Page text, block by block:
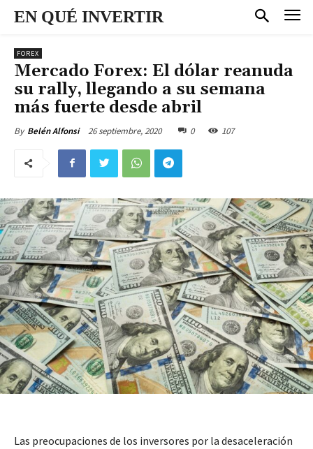
EN QUÉ INVERTIR
FOREX
Mercado Forex: El dólar reanuda
su rally, llegando a su semana
más fuerte desde abril
By Belén Alfonsi 26 septiembre, 2020 0 107
Las preocupaciones de los inversores por la desaceleración